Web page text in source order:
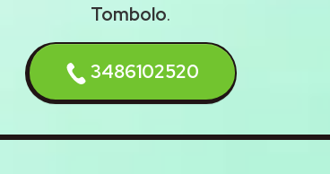
Tombolo.
3486102520